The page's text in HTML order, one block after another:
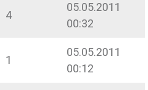
4
05.05.2011
00:32
1
05.05.2011
00:12